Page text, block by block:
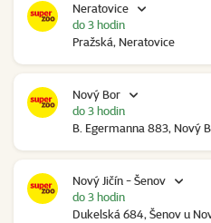
Neratovice
Pražská, Neratovice
do 3 hodin
Nový Bor
B. Egermanna 883, Nový
do 3 hodin
Nový Jičín - Šenov
Dukelská 684, Šenov u
do 3 hodin